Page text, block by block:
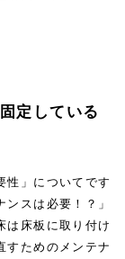
定している
性」についてです
スは必要！？」
は床板に取り付け
すためのメンテナ